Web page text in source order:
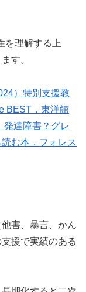
を理解する上
す。
）特別支援教
BEST．東洋館
発達障害？グレ
む本．フォレス
害、暴言、かん
援で実績のある